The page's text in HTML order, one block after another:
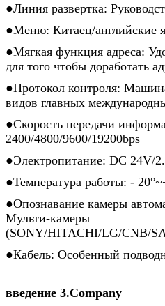
●Линия развертка:
●Меню: Китаец/английские
●Мягкая функция адреса:
для того чтобы доработать
●Протокол контроля:
видов главных
●Скорость передачи
2400/4800/9600/19200bps
●Электропитание: DC 24V/
●Температура работы: -
●Опознавание камеры
Мульти-камеры
(SONY/HITACHI/LG/CNB/
●Кабель: Особенный
введение 3.Company